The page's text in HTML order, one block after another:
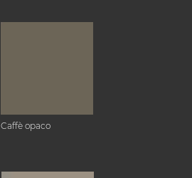
Caffè opaco